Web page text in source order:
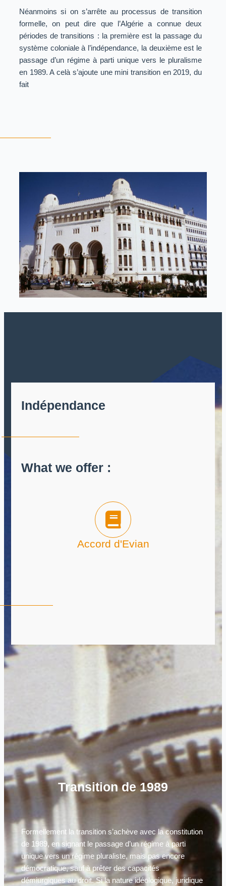
Néanmoins si on s’arrête au processus de transition
formelle, on peut dire que l’Algérie a connue deux
périodes de transitions : la première est la passage du
système coloniale à l’indépendance, la deuxième est le
passage d’un régime à parti unique vers le pluralisme
en 1989. A celà s’ajoute une mini transition en 2019, du
fait
Indépendance
What we offer :
Accord d'Evian
Transition de 1989
Formellement la transition s’achève avec la constitution
de 1989, en signant le passage d’un régime à parti
unique vers un régime pluraliste, mais pas encore
démocratique, sauf à prêter des capacités
démiurgiques au droit. Si la nature idéologique, juridique